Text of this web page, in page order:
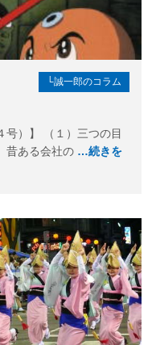
└誠一郎のコラム
号）】 （１）三つの目
昔ある会社の …続きを